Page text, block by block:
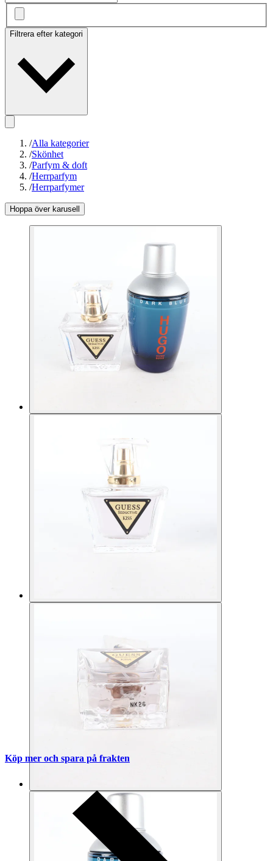
Filtrera efter kategori
/Alla kategorier
/Skönhet
/Parfym & doft
/Herrparfym
/Herrparfymer
Hoppa över karusell
Köp mer och spara på frakten